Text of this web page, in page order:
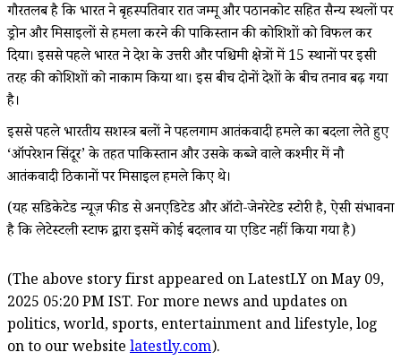
गौरतलब है कि भारत ने बृहस्पतिवार रात जम्मू और पठानकोट सहित सैन्य स्थलों पर
ड्रोन और मिसाइलों से हमला करने की पाकिस्तान की कोशिशों को विफल कर
दिया। इससे पहले भारत ने देश के उत्तरी और पश्चिमी क्षेत्रों में 15 स्थानों पर इसी
तरह की कोशिशों को नाकाम किया था। इस बीच दोनों देशों के बीच तनाव बढ़ गया
है।
इससे पहले भारतीय सशस्त्र बलों ने पहलगाम आतंकवादी हमले का बदला लेते हुए
‘ऑपरेशन सिंदूर’ के तहत पाकिस्तान और उसके कब्जे वाले कश्मीर में नौ
आतंकवादी ठिकानों पर मिसाइल हमले किए थे।
(यह सिंडिकेटेड न्यूज़ फीड से अनएडिटेड और ऑटो-जेनरेटेड स्टोरी है, ऐसी संभावना
है कि लेटेस्टली स्टाफ द्वारा इसमें कोई बदलाव या एडिट नहीं किया गया है)
(The above story first appeared on LatestLY on May 09,
2025 05:20 PM IST. For more news and updates on
politics, world, sports, entertainment and lifestyle, log
on to our website latestly.com).